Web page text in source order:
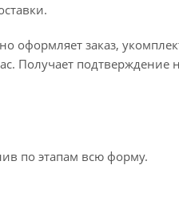
оформляет заказ,
Получает подтверждение
по этапам всю форму.